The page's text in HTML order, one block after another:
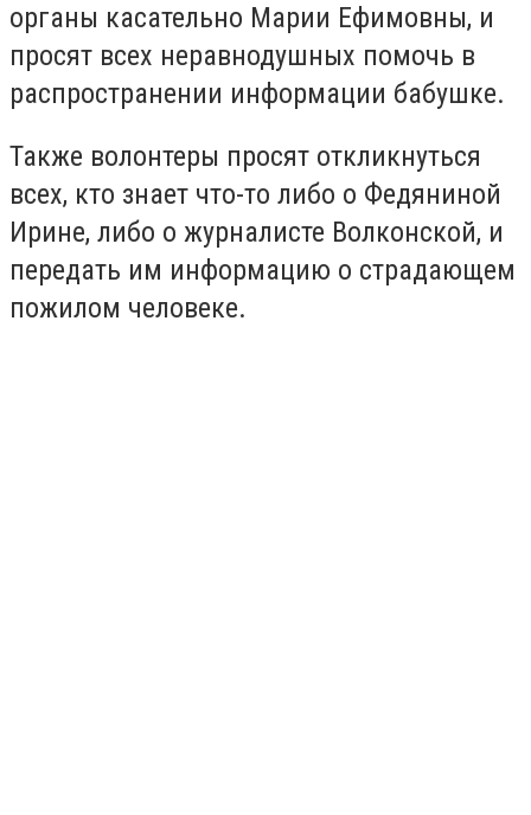
органы касательно Марии Ефимовны, и
просят всех неравнодушных помочь в
распространении информации бабушке.
Также волонтеры просят откликнуться
всех, кто знает что-то либо о Федяниной
Ирине, либо о журналисте Волконской, и
передать им информацию о страдающем
пожилом человеке.